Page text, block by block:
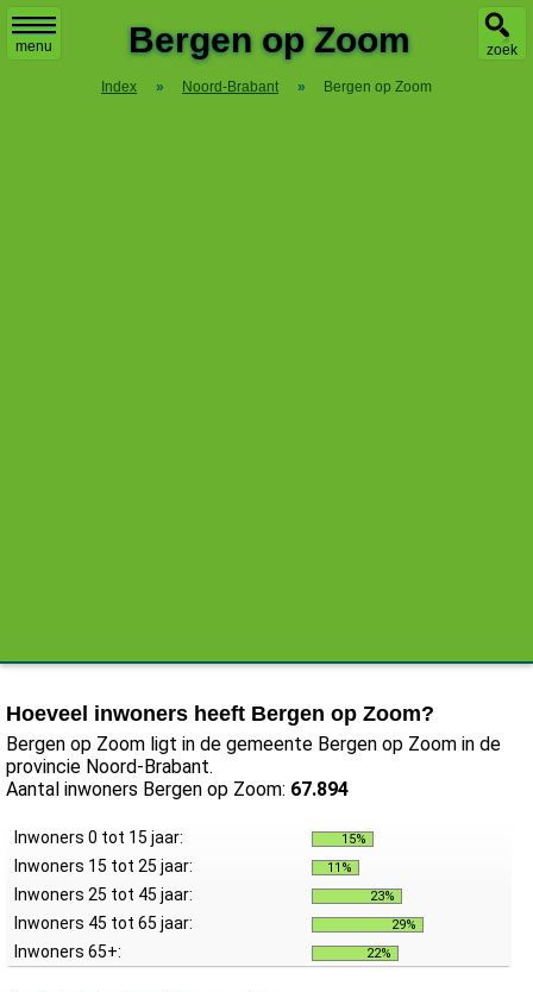
menu zoek
Bergen op Zoom
Index » Noord-Brabant » Bergen op Zoom
Hoeveel inwoners heeft Bergen op Zoom?
Bergen op Zoom ligt in de gemeente Bergen op Zoom in de
provincie Noord-Brabant.
Aantal inwoners Bergen op Zoom: 67.894
Inwoners 0 tot 15 jaar: 15%
Inwoners 15 tot 25 jaar: 11%
Inwoners 25 tot 45 jaar: 23%
Inwoners 45 tot 65 jaar: 29%
Inwoners 65+: 22%